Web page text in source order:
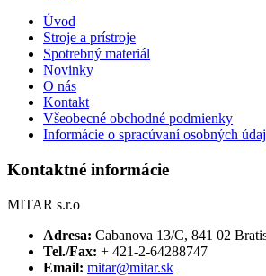
Úvod
Stroje a prístroje
Spotrebný materiál
Novinky
O nás
Kontakt
Všeobecné obchodné podmienky
Informácie o spracúvaní osobných
Kontaktné informácie
MITAR s.r.o
Adresa: Cabanova 13/C, 841 02
Tel./Fax: + 421-2-64288747
Email: mitar@mitar.sk